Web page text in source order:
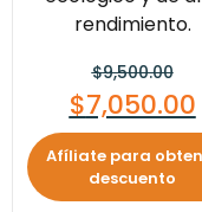
rendimiento.
$9,500.00
$7,050.00
Afíliate para
descuento